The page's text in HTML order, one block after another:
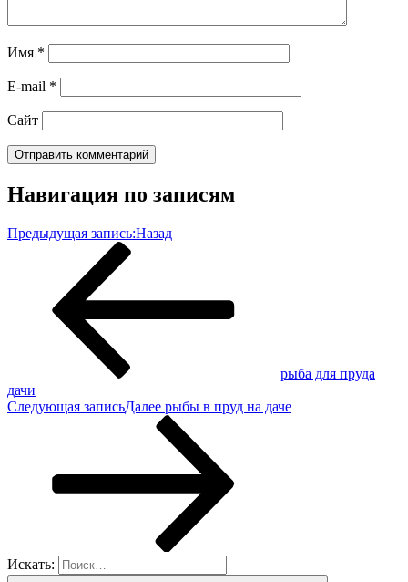
Имя *
E-mail *
Сайт
Навигация по записям
Предыдущая запись:Назад
рыба для пруда
дачи
Следующая записьДалее рыбы в пруд на даче
Искать: